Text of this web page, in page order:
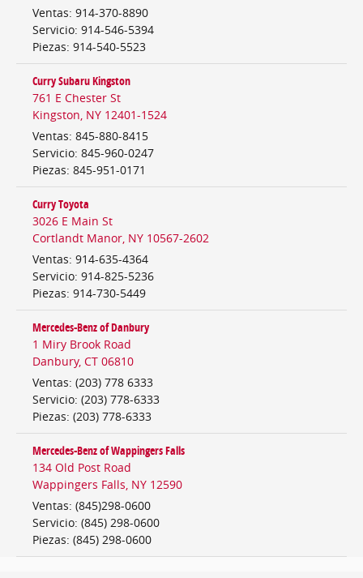
Ventas: 914-370-8890
Servicio: 914-546-5394
Piezas: 914-540-5523
Curry Subaru Kingston
761 E Chester St
Kingston NY 12401-1524
Ventas: 845-880-8415
Servicio: 845-960-0247
Piezas: 845-951-0171
Curry Toyota
3026 E Main St
Cortlandt Manor NY 10567-2602
Ventas: 914-635-4364
Servicio: 914-825-5236
Piezas: 914-730-5449
Mercedes-Benz of Danbury
1 Miry Brook Road
Danbury, CT 06810
Ventas: (203) 778 6333
Servicio: (203) 778-6333
Piezas: (203) 778-6333
Mercedes-Benz of Wappingers Falls
134 Old Post Road
Wappingers Falls NY 12590
Ventas: (845)298-0600
Servicio: (845) 298-0600
Piezas: (845) 298-0600